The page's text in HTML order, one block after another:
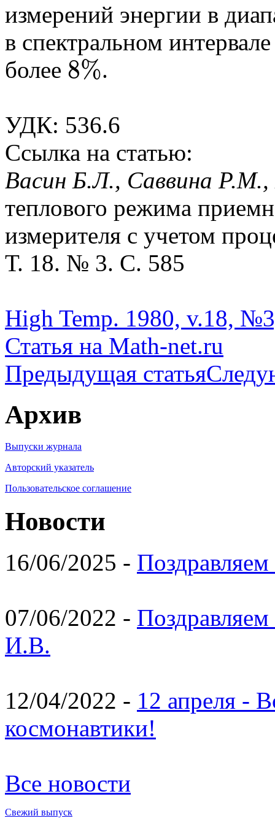
измерений энергии в
в спектральном
более 8%
8% .
УДК: 536.6
Ссылка на статью:
Васин Б.Л., Саввина
теплового режима
измерителя с учетом
Т. 18. № 3. С. 585
High Temp. 1980, v.18,
Статья на Math-net.ru
Предыдущая статья
Архив
Выпуски журнала
Авторский указатель
Пользовательское соглашение
Новости
16/06/2025 -
07/06/2022 -
И.В.
12/04/2022 - 12 апреля -
космонавтики!
Все новости
Свежий выпуск